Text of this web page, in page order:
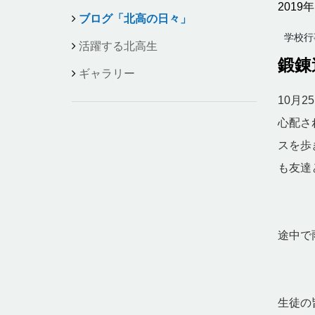
ブログ「北高の日々」
活躍する北高生
ギャラリー
2019
学校
鍛
10月
心配さ
スを
も友
途中で
生徒の